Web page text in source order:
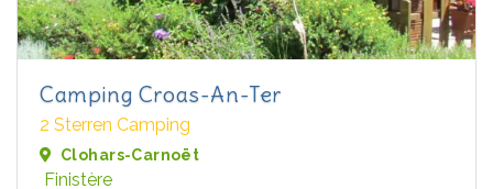
Camping Croas-An-Ter
2 Sterren Camping
Clohars-Carnoët
Finistère